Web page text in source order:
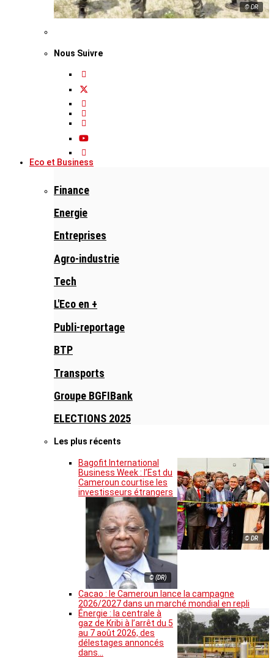
© DR
Nous Suivre
Eco et Business
Finance
Energie
Entreprises
Agro-industrie
Tech
L'Eco en +
Publi-reportage
BTP
Transports
Groupe BGFIBank
ELECTIONS 2025
Les plus récents
© DR
Bagofit International
Business Week : l’Est du
Cameroun courtise les
investisseurs étrangers
© (DR)
Cacao : le Cameroun lance la campagne
2026/2027 dans un marché mondial en repli
Énergie : la centrale à
gaz de Kribi à l’arrêt du 5
au 7 août 2026, des
délestages annoncés
dans…